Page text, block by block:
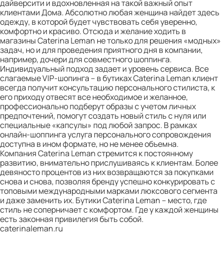
дайверсити и вдохновленная на такой важный опыт
клиентами Дома. Абсолютно любая женщина найдет здесь
одежду, в которой будет чувствовать себя уверенно,
комфортно и красиво. Отсюда и желание ходить в
магазины Caterina Leman не только для решения «модных»
задач, но и для проведения приятного дня в компании,
например, дочери для совместного шоппинга.
Индивидуальный подход задает и уровень сервиса. Все
слагаемые VIP-шопинга – в бутиках Caterina Leman клиент
всегда получит консультацию персонального стилиста, к
его приходу отвесят все необходимое и желанное,
профессионально подберут образы с учетом личных
предпочтений, помогут создать новый стиль с нуля или
специальные «капсулы» под любой запрос. В рамках
онлайн-шоппинга услуга персонального сопровождения
доступна в ином формате, но не менее объемна.
Компания Caterina Leman стремится к постоянному
развитию, внимательно прислушиваясь к клиентам. Более
девяносто процентов из них возвращаются за покупками
снова и снова, позволяя бренду успешно конкурировать с
топовыми международными марками люксового сегмента
и даже заменить их. Бутики Caterina Leman – место, где
стиль не соперничает с комфортом. Где у каждой женщины
есть законная привилегия быть собой.
caterinaleman.ru